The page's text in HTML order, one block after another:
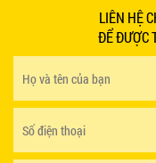
LIÊN HỆ
ĐỂ ĐƯỢC